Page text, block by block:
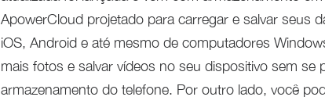
ApowerCloud projetado para carregar e salvar seus
iOS, Android e até mesmo de computadores
mais fotos e salvar vídeos no seu dispositivo sem se
armazenamento do telefone. Por outro lado, você